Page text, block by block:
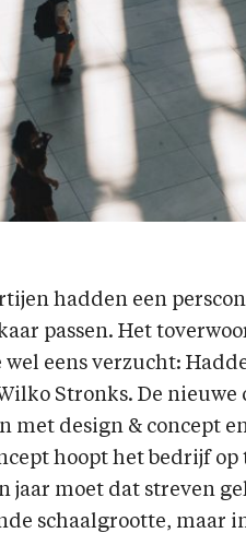
hadden een
passen. Het
wel eens verzucht:
Stronks. De
met design & concept
hoopt het bedrijf op
jaar moet dat streven
schaalgrootte, maar